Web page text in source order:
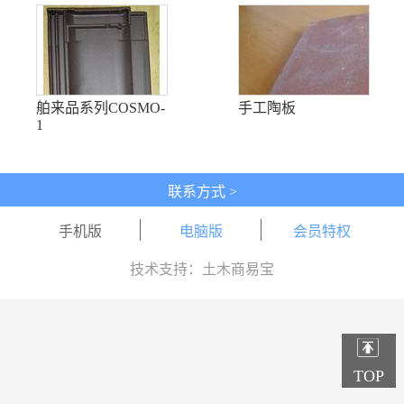
舶来品系列COSMO-
1
手工陶板
联系方式 >
手机版 电脑版 会员特权
技术支持：土木商易宝
TOP